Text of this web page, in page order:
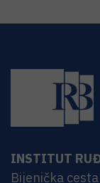
INSTITUT
Bijenička